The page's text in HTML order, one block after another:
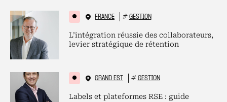
FRANCE # GESTION
L’intégration réussie des collaborateurs,
levier stratégique de rétention
GRAND EST # GESTION
Labels et plateformes RSE : guide